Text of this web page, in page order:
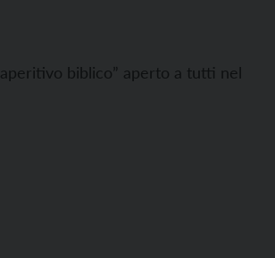
biblico” aperto a tutti nel